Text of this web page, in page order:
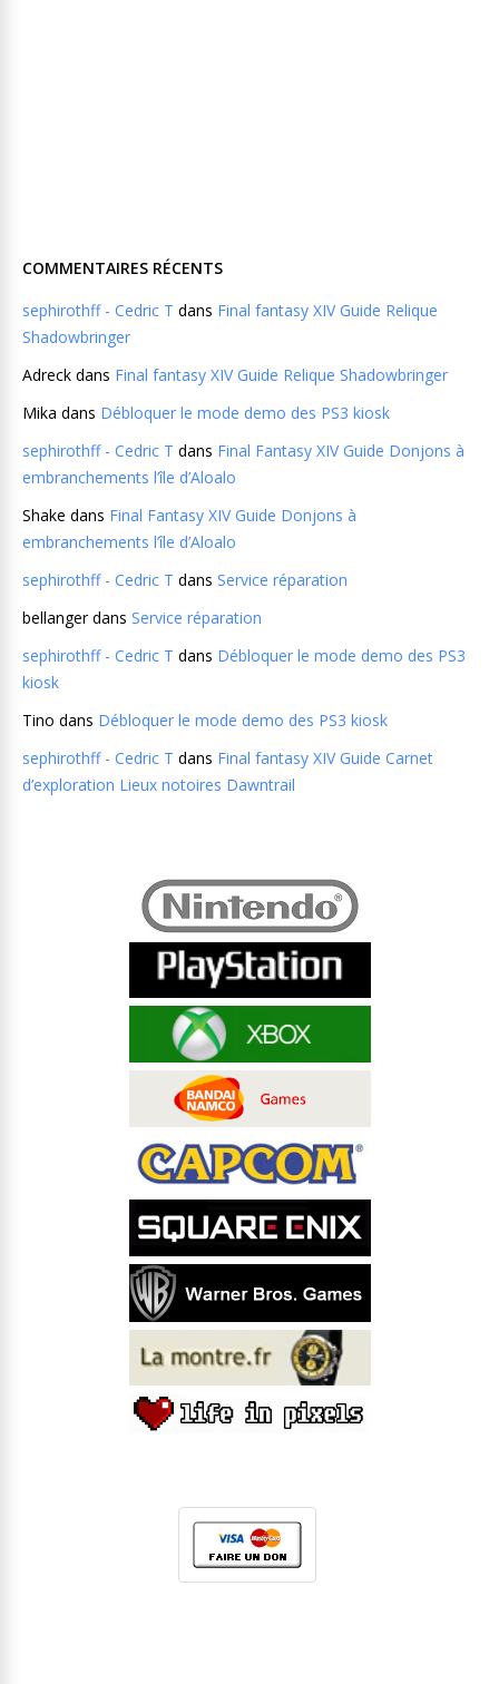
COMMENTAIRES RÉCENTS
sephirothff - Cedric T dans Final fantasy XIV Guide Relique
Shadowbringer
Adreck dans Final fantasy XIV Guide Relique Shadowbringer
Mika dans Débloquer le mode demo des PS3 kiosk
sephirothff - Cedric T dans Final Fantasy XIV Guide Donjons à
embranchements l’île d’Aloalo
Shake dans Final Fantasy XIV Guide Donjons à
embranchements l’île d’Aloalo
sephirothff - Cedric T dans Service réparation
bellangerdans Service réparation
sephirothff - Cedric T dans Débloquer le mode demo des PS3
kiosk
Tino dans Débloquer le mode demo des PS3 kiosk
sephirothff - Cedric T dans Final fantasy XIV Guide Carnet
d’exploration Lieux notoires Dawntrail